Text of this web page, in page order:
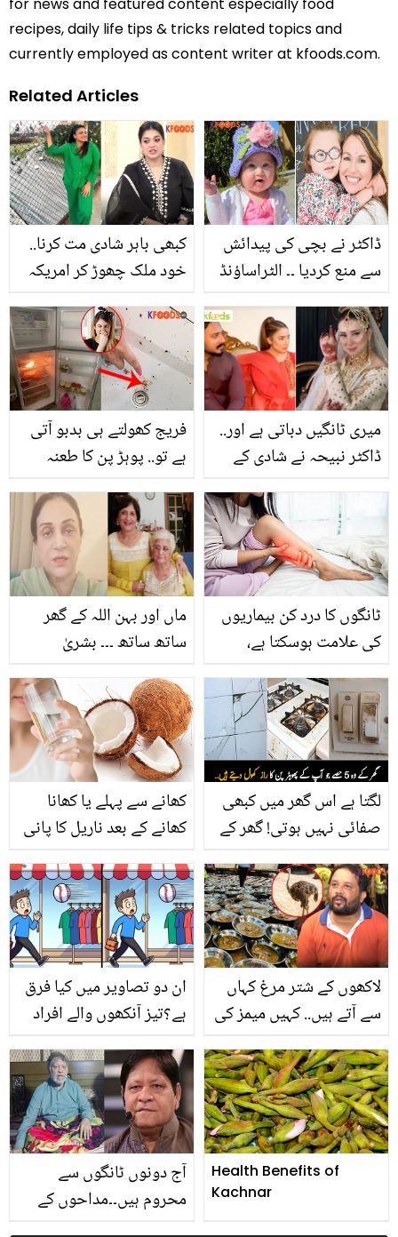
for news and featured content especially food
recipes, daily life tips & tricks related topics and
currently employed as content writer at kfoods.com.
Related Articles
کبھی باہر شادی مت کرنا..
خود ملک چھوڑ کر امریکہ
لڑکیوں کو مشورہ
ڈاکٹر نے بچی کی پیدائش
سے منع کردیا ۔۔ الٹراساؤنڈ
ہوا ؟ ماں نے ڈاکٹر کے نام
جذباتی خط لکھ دیا
فریج کھولتے ہی بدبو آتی
ہے تو.. پوہڑ پن کا طعنہ
ناگوار بو ختم کرنے کے یہ
طریقے آزمائیں
میری ٹانگیں دباتی ہے اور..
ڈاکٹر نبیحہ نے شادی کے
جوڑے کے نئی زندگی سے
متعلق دلچسپ انکشافات
ماں اور بہن اللہ کے گھر
ساتھ ساتھ ۔۔۔ بشریٰ
انتقال پر غم کا اظہار کیسے
کیا؟
ٹانگوں کا درد کن بیماریوں
کی علامت ہوسکتا ہے،
کھانے سے پہلے یا کھانا
کھانے کے بعد ناریل کا پانی
ناریل کا پانی پینے کا
صحیح وقت کیا ہے اور اسے
کس طرح پینا چاہیئے ۔۔
لگتا ہے اس گھر میں کبھی
صفائی نہیں ہوتی! گھر کے
پھوہڑ پن کا راز کھول دیتے
ہیں۔۔ جانیں انھیں صاف
کرنے کے طریقے
ان دو تصاویر میں کیا فرق
ہے؟تیز آنکھوں والے افراد
سیکنڈ میں دیں
لاکھوں کے شتر مرغ کہاں
سے آتے ہیں.. کہیں میمز کی
کا بائیکاٹ! ظفر عباس نے
کڑے سوال کے کیا جواب
دیے؟
آج دونوں ٹانگوں سے
محروم ہیں۔۔مداحوں کے
Health Benefits of
Kachnar